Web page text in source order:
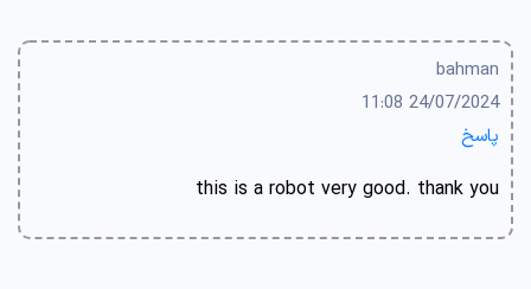
bahman
24/07/2024 11:08
پاسخ
this is a robot very good. thank you